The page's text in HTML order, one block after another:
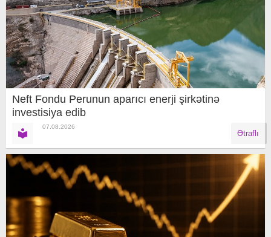
Neft Fondu Perunun aparıcı enerji şirkətinə
investisiya edib
07.08.2026
Ətraflı